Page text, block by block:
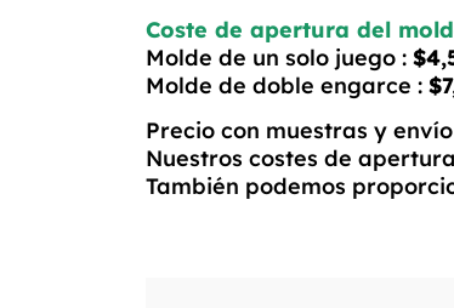
Coste de apertura del
Molde de un solo juego :
Molde de doble engarce :
Precio con muestras y
Nuestros costes de
También podemos